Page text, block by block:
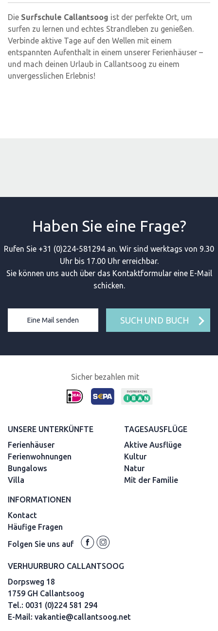
Die Surfschule Callantsoog ist der perfekte Ort, um
surfen zu lernen und echtes Strandleben zu genießen.
Verbinde aktive Tage auf den Wellen mit einem
entspannten Aufenthalt in einem unserer Ferienhäuser –
und mach deinen Urlaub in Callantsoog zu einem
unvergesslichen Erlebnis!
Haben Sie eine Frage?
Rufen Sie +31 (0)224-581294 an. Wir sind werktags von 9.30
Uhr bis 17.00 Uhr erreichbar.
Sie können uns auch über das Kontaktformular eine E-Mail
schicken.
Eine Mail senden SUCH UND BUCH
Sicher bezahlen mit
UNSERE UNTERKÜNFTE
Ferienhäuser
Ferienwohnungen
Bungalows
Villa
TAGESAUSFLÜGE
Aktive Ausflüge
Kultur
Natur
Mit der Familie
INFORMATIONEN
Kontact
Häufige Fragen
Folgen Sie uns auf
VERHUURBURO CALLANTSOOG
Dorpsweg 18
1759 GH Callantsoog
Tel.: 0031 (0)224 581 294
E-Mail: vakantie@callantsoog.net